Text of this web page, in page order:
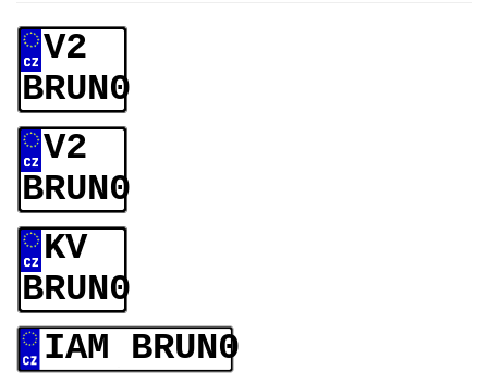
V2
BRUN0
V2
BRUN0
KV
BRUN0
IAM BRUN0